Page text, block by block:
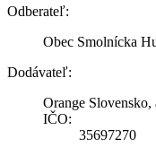
Odberateľ:
Obec Smolnícka
Dodávateľ:
Orange
IČO:
35697270